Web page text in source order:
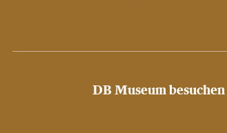
DB Museum besuchen